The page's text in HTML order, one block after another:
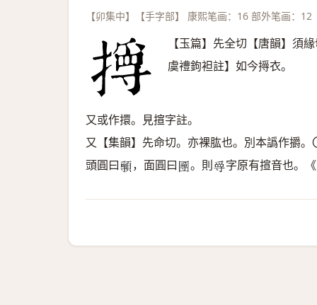
【卯集中】【手字部】 康熙笔画：16 部外笔画：12
【玉篇】先全切【唐韻】須
虞禮鉤袒註】如今㩊衣。
又或作擐。見揎字註。
又【集韻】先命切。亦裸肱也。別本譌作㩱。
頭圓曰𩕖 ，面圓曰𡈣 。則𡬳 字原有揎音也。